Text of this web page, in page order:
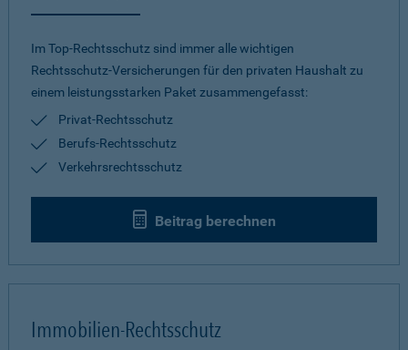
Im Top-Rechtsschutz sind immer alle wichtigen
Rechtsschutz-Versicherungen für den privaten Haushalt zu
einem leistungsstarken Paket zusammengefasst:
Privat-Rechtsschutz
Berufs-Rechtsschutz
Verkehrsrechtsschutz
Beitrag berechnen
Immobilien-Rechtsschutz